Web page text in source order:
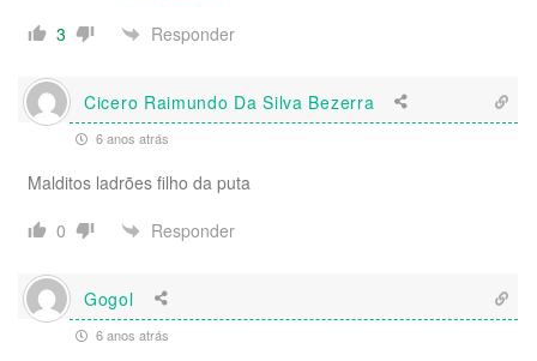
3
Responder
Cicero Raimundo Da Silva Bezerra
6 anos atrás
Malditos ladrões filho da puta
0
Responder
Gogol
6 anos atrás